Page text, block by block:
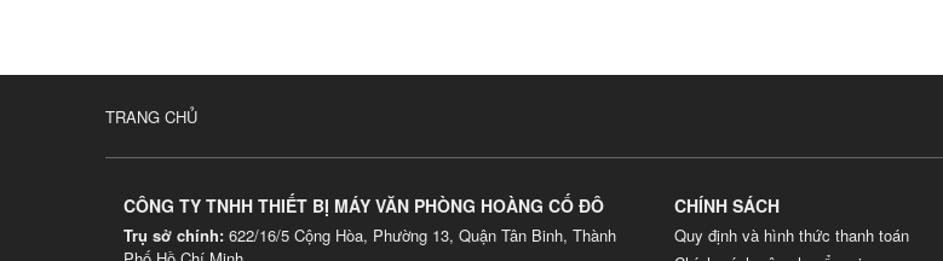
TRANG CHỦ
CÔNG TY TNHH THIẾT BỊ MÁY VĂN PHÒNG HOÀNG CỐ ĐÔ
Trụ sở chính: 622/16/5 Cộng Hòa, Phường 13, Quận Tân Binh, Thành
CHÍNH SÁCH
Quy định và hình thức thanh toán